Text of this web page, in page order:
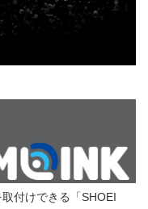
付けできる「SHOEI